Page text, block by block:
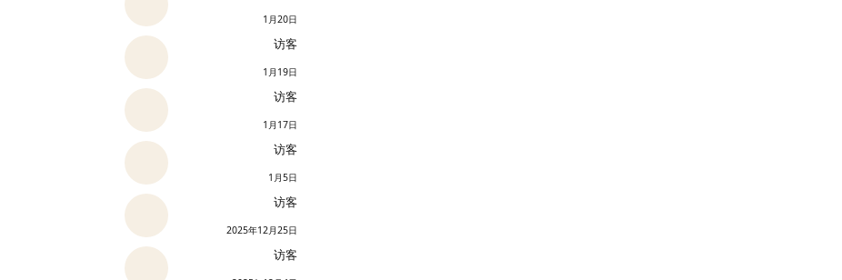
1月20日
访客
1月19日
访客
1月17日
访客
1月5日
访客
2025年12月25日
访客